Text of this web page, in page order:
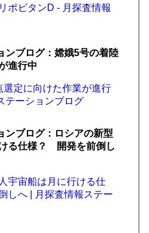
ポビタンD - 月探査情報
ンブログ：嫦娥5号の着陸
進行中
選定に向けた作業が進行
テーションブログ
ンブログ：ロシアの新型
る仕様？ 開発を前倒し
宇宙船は月に行ける仕
へ | 月探査情報ステー